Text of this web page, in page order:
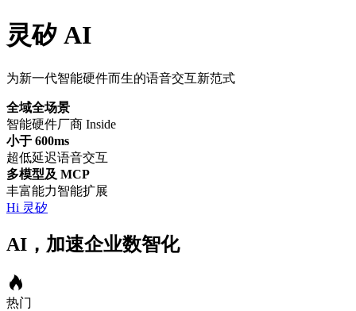
灵矽 AI
为新一代智能硬件而生的语音交互新范式
全域全场景
智能硬件厂商 Inside
小于 600ms
超低延迟语音交互
多模型及 MCP
丰富能力智能扩展
Hi 灵矽
AI，加速企业数智化
热门